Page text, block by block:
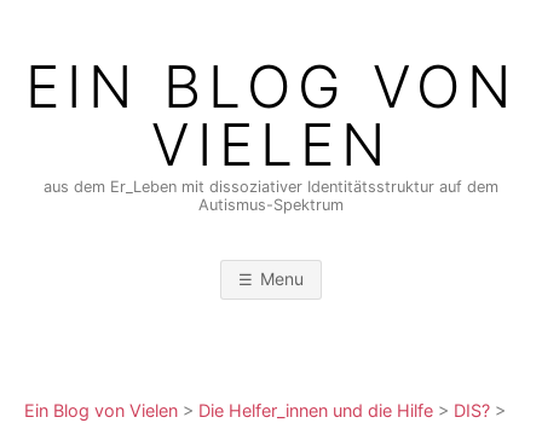
contentEIN BLOG VON
VIELEN
aus dem Er_Leben mit dissoziativer Identitätsstruktur auf dem
Autismus-Spektrum
Menu
Ein Blog von Vielen > Die Helfer_innen und die Hilfe > DIS? >